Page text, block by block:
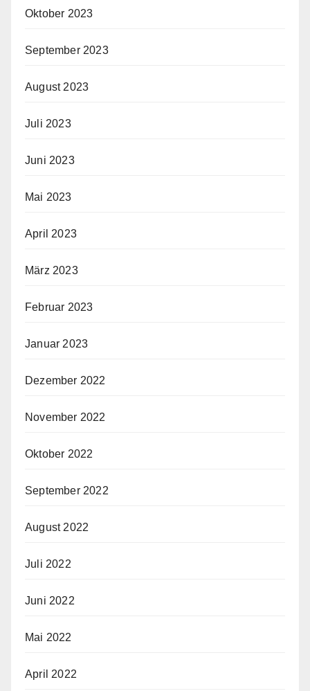
Oktober 2023
September 2023
August 2023
Juli 2023
Juni 2023
Mai 2023
April 2023
März 2023
Februar 2023
Januar 2023
Dezember 2022
November 2022
Oktober 2022
September 2022
August 2022
Juli 2022
Juni 2022
Mai 2022
April 2022